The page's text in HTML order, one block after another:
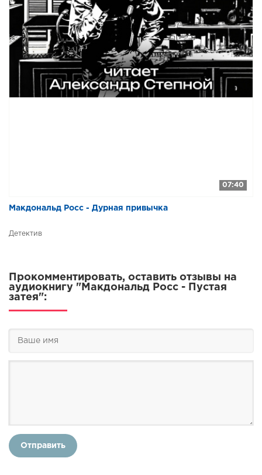
07:40
Макдональд Росс - Дурная привычка
Детектив
Прокомментировать, оставить отзывы на
аудиокнигу "Макдональд Росс - Пустая
затея":
Отправить